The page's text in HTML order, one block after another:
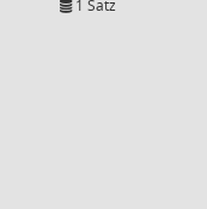
1 Satz